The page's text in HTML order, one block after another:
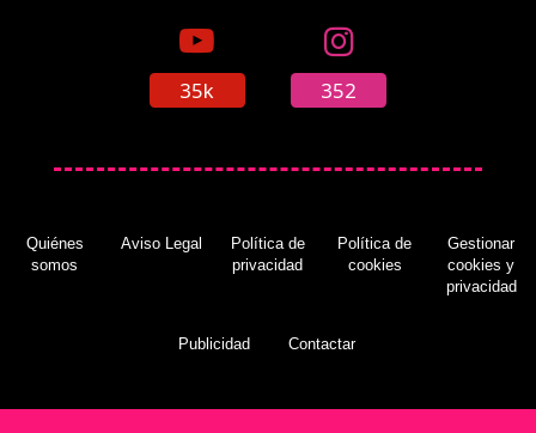
35k 352
Quiénes
somos
Aviso Legal
Política de
privacidad
Política de
cookies
Gestionar
cookies y
privacidad
Publicidad Contactar